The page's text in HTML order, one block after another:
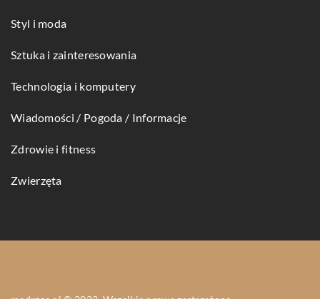
Styl i moda
Sztuka i zainteresowania
Technologia i komputery
Wiadomości / Pogoda / Informacje
Zdrowie i fitness
Zwierzęta